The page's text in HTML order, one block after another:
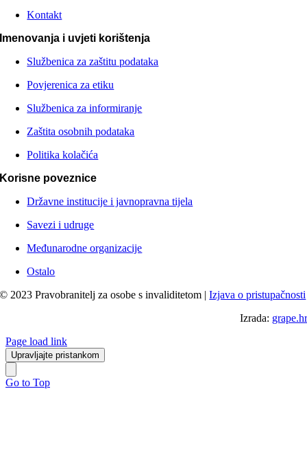
Kontakt
Imenovanja i uvjeti korištenja
Službenica za zaštitu podataka
Povjerenica za etiku
Službenica za informiranje
Zaštita osobnih podataka
Politika kolačića
Korisne poveznice
Državne institucije i javnopravna tijela
Savezi i udruge
Međunarodne organizacije
Ostalo
© 2023 Pravobranitelj za osobe s invaliditetom |Izjava o pristupačnosti
Izrada: grape.hr
Page load link
Upravljajte pristankom
Go to Top